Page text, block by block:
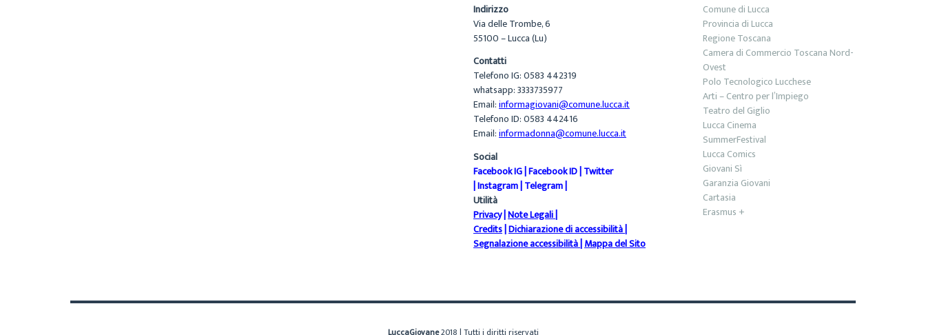
Indirizzo
Via delle Trombe, 6
55100 – Lucca (Lu)
Contatti
Telefono IG: 0583 442319
whatsapp: 3333735977
Email:informagiovani@comune.lucca.it
Telefono ID: 0583 442416
Email:informadonna@comune.lucca.it
Social
Facebook IG|Facebook ID|Twitter
|Instagram|Telegram|
Utilità
Privacy|Note Legali|
Credits|Dichiarazione di accessibilità|
Segnalazione accessibilità|Mappa del Sito
Comune di Lucca
Provincia di Lucca
Regione Toscana
Camera di Commercio Toscana Nord-
Ovest
Polo Tecnologico Lucchese
Arti – Centro per l’Impiego
Teatro del Giglio
Lucca Cinema
SummerFestival
Lucca Comics
Giovani Sì
Garanzia Giovani
Cartasia
Erasmus +
LuccaGiovane2018 | Tutti i diritti riservati